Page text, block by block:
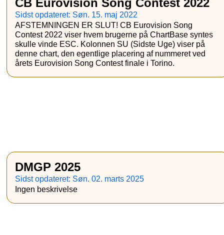
CB Eurovision Song Contest 2022
Sidst opdateret: Søn. 15. maj 2022
AFSTEMNINGEN ER SLUT! CB Eurovision Song
Contest 2022 viser hvem brugerne på ChartBase syntes
skulle vinde ESC. Kolonnen SU (Sidste Uge) viser på
denne chart, den egentlige placering af nummeret ved
årets Eurovision Song Contest finale i Torino.
DMGP 2025
Sidst opdateret: Søn. 02. marts 2025
Ingen beskrivelse